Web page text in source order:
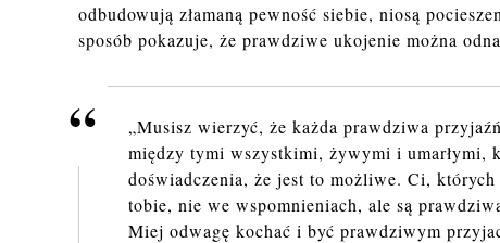
odbudowują złamaną pewność siebie, niosą
sposób pokazuje, że prawdziwe ukojenie można
„Musisz wierzyć, że każda prawdziwa
między tymi wszystkimi, żywymi i umarłymi,
doświadczenia, że jest to możliwe. Ci,
tobie, nie we wspomnieniach, ale są
Miej odwagę kochać i być prawdziwym